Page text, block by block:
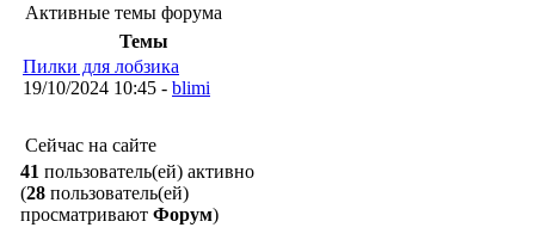
Активные темы форума
Темы
Пилки для лобзика
19/10/2024 10:45 - blimi
Сейчас на сайте
41 пользователь(ей) активно
(28 пользователь(ей)
просматривают Форум)